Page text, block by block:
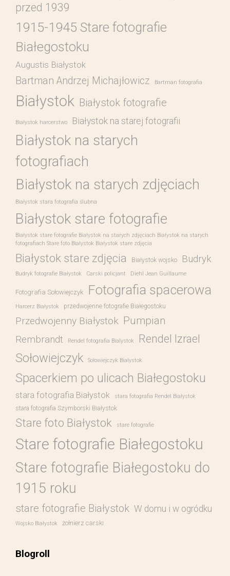
przed 1939
1915-1945 Stare fotografie
Białegostoku
Augustis Białystok
Bartman Andrzej Michajłowicz Bartman fotografia
Białystok Białystok fotografie
Białystok harcerstwo Białystok na starej fotografii
Białystok na starych
fotografiach
Białystok na starych zdjęciach
Białystok stara fotografia ślubna
Białystok stare fotografie
Białystok stare fotografie Białystok na starych zdjęciach Białystok na starych
fotografiach Stare foto Białystok Białystok stare zdjęcia
Białystok stare zdjęcia Białystok wojsko Budryk
Budryk fotografie Białystok Carski policjant Diehl Jean Guillaume
Fotografia Sołowiejczyk Fotografia spacerowa
Harcerz Białystok przedwojenne fotografie Białegostoku
Przedwojenny Białystok Pumpian
Rembrandt Rendel fotografia Bialystok Rendel Izrael
Sołowiejczyk Sołowiejczyk Białystok
Spacerkiem po ulicach Białegostoku
stara fotografia Białystok stara fotografia Rendel Białystok
stara fotografia Szymborski Białystok
Stare foto Białystok stare fotografie
Stare fotografie Białegostoku
Stare fotografie Białegostoku do
1915 roku
stare fotografie Białystok W domu i w ogródku
Wojsko Białystok żołnierz carski
Blogroll